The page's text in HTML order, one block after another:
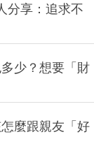
分享：追求不
少？想要「財
麼跟親友「好